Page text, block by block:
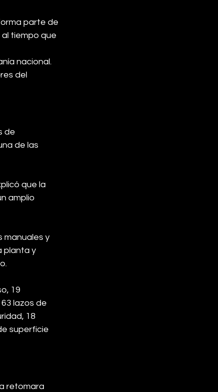
parte de
tiempo que
nacional.
del
de
de las
que la
amplio
manuales y
planta y
19
lazos de
18
superficie
retomara